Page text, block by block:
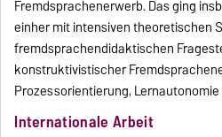
Fremdsprachenerwerb. Das ging
einher mit intensiven theoretischen
fremdsprachendidaktischen
konstruktivistischer
Prozessorientierung, Lernautonomie
Internationale Arbeit